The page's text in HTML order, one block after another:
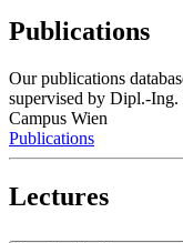
Publications
Our publications
supervised by Dipl.-
Campus Wien
Publications
Lectures